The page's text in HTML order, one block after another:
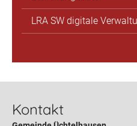
LRA SW digitale
Kontakt